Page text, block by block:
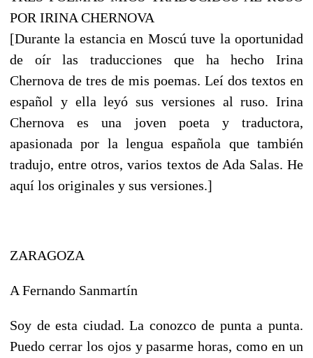
POR IRINA CHERNOVA
[Durante la estancia en Moscú tuve la oportunidad
de oír las traducciones que ha hecho Irina
Chernova de tres de mis poemas. Leí dos textos en
español y ella leyó sus versiones al ruso. Irina
Chernova es una joven poeta y traductora,
apasionada por la lengua española que también
tradujo, entre otros, varios textos de Ada Salas. He
aquí los originales y sus versiones.]
ZARAGOZA
A Fernando Sanmartín
Soy de esta ciudad. La conozco de punta a punta.
Puedo cerrar los ojos y pasarme horas, como en un